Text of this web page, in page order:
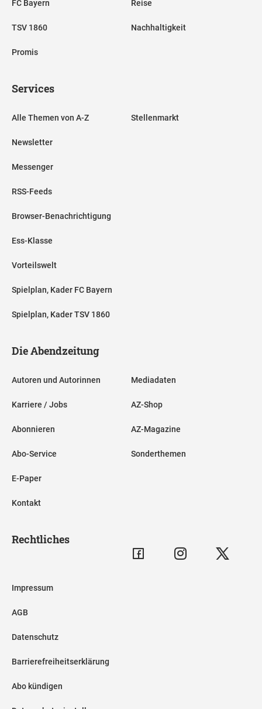
FC Bayern
TSV 1860
Promis
Reise
Nachhaltigkeit
Services
Alle Themen von A-Z
Newsletter
Messenger
RSS-Feeds
Browser-Benachrichtigung
Ess-Klasse
Vorteilswelt
Spielplan, Kader FC Bayern
Spielplan, Kader TSV 1860
Stellenmarkt
Die Abendzeitung
Autoren und Autorinnen
Karriere / Jobs
Abonnieren
Abo-Service
E-Paper
Kontakt
Mediadaten
AZ-Shop
AZ-Magazine
Sonderthemen
Rechtliches
Impressum
AGB
Datenschutz
Barrierefreiheitserklärung
Abo kündigen